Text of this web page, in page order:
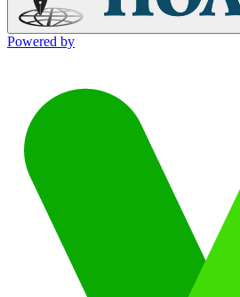
Powered by